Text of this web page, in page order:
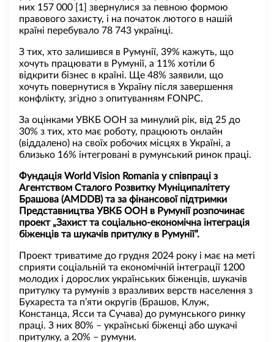
них 157 000 [1] звернулися за певною формою
правового захисту, і на початок лютого в нашій
країні перебувало 78 743 українці.
З тих, хто залишився в Румунії, 39% кажуть, що
хочуть працювати в Румунії, а 11% хотіли б
відкрити бізнес в країні. Ще 48% заявили, що
хочуть повернутися в Україну після завершення
конфлікту, згідно з опитуванням FONPC.
За оцінками УВКБ ООН за минулий рік, від 25 до
30% з тих, хто має роботу, працюють онлайн
(віддалено) на своїх робочих місцях в Україні, а
близько 16% інтегровані в румунський ринок праці.
Фундація World Vision Romania у співпраці з
Агентством Сталого Розвитку Муніципалітету
Брашова (AMDDB) та за фінансової підтримки
Представництва УВКБ ООН в Румунії розпочинає
проект „Захист та соціально-економічна інтеграція
біженців та шукачів притулку в Румунії”.
Проект триватиме до грудня 2024 року і має на меті
сприяти соціальній та економічній інтеграції 1200
молодих і дорослих українських біженців, шукачів
притулку та румунів з вразливих верств населення з
Бухареста та п’яти округів (Брашов, Клуж,
Констанца, Ясси та Сучава) до румунського ринку
праці. З них 80% – українські біженці або шукачі
притулку, а 20% – румуни.